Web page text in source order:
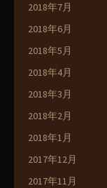
2018年7月
2018年6月
2018年5月
2018年4月
2018年3月
2018年2月
2018年1月
2017年12月
2017年11月